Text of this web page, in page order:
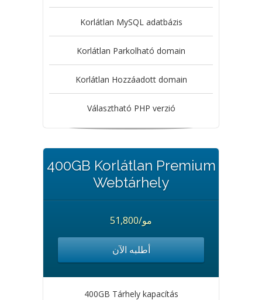
Korlátlan MySQL adatbázis
Korlátlan Parkolható domain
Korlátlan Hozzáadott domain
Választható PHP verzió
400GB Korlátlan Premium
Webtárhely
51,800/مو
أطلبه الآن
400GB Tárhely kapacítás